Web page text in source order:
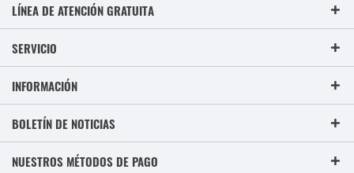
LÍNEA DE ATENCIÓN GRATUITA
SERVICIO
INFORMACIÓN
BOLETÍN DE NOTICIAS
NUESTROS MÉTODOS DE PAGO